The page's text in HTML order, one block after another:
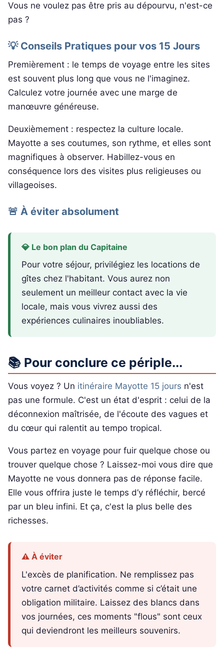
Vous ne voulez pas être pris au dépourvu, n'est-ce
pas ?
💡 Conseils Pratiques pour vos 15 Jours
Premièrement : le temps de voyage entre les sites
est souvent plus long que vous ne l'imaginez.
Calculez votre journée avec une marge de
manœuvre généreuse.
Deuxièmement : respectez la culture locale.
Mayotte a ses coutumes, son rythme, et elles sont
magnifiques à observer. Habillez-vous en
conséquence lors des visites plus religieuses ou
villageoises.
🚨 À éviter absolument
💎 Le bon plan du Capitaine
Pour votre séjour, privilégiez les locations de
gîtes chez l'habitant. Vous aurez non
seulement un meilleur contact avec la vie
locale, mais vous vivrez aussi des
expériences culinaires inoubliables.
📚 Pour conclure ce périple...
Vous voyez ? Un itinéraire Mayotte 15 jours n'est
pas une formule. C'est un état d'esprit : celui de la
déconnexion maîtrisée, de l'écoute des vagues et
du cœur qui ralentit au tempo tropical.
Vous partez en voyage pour fuir quelque chose ou
trouver quelque chose ? Laissez-moi vous dire que
Mayotte ne vous donnera pas de réponse facile.
Elle vous offrira juste le temps d’y réfléchir, bercé
par un bleu infini. Et ça, c'est la plus belle des
richesses.
⚠️ À éviter
L'excès de planification. Ne remplissez pas
votre carnet d’activités comme si c’était une
obligation militaire. Laissez des blancs dans
vos journées, ces moments "flous" sont ceux
qui deviendront les meilleurs souvenirs.